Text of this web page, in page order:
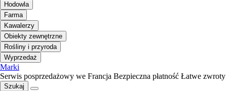
Hodowla
Farma
Kawalerzy
Obiekty zewnętrzne
Rośliny i przyroda
Wyprzedaż
Marki
Serwis posprzedażowy we Francja Bezpieczna płatność Łatwe zwroty
Szukaj